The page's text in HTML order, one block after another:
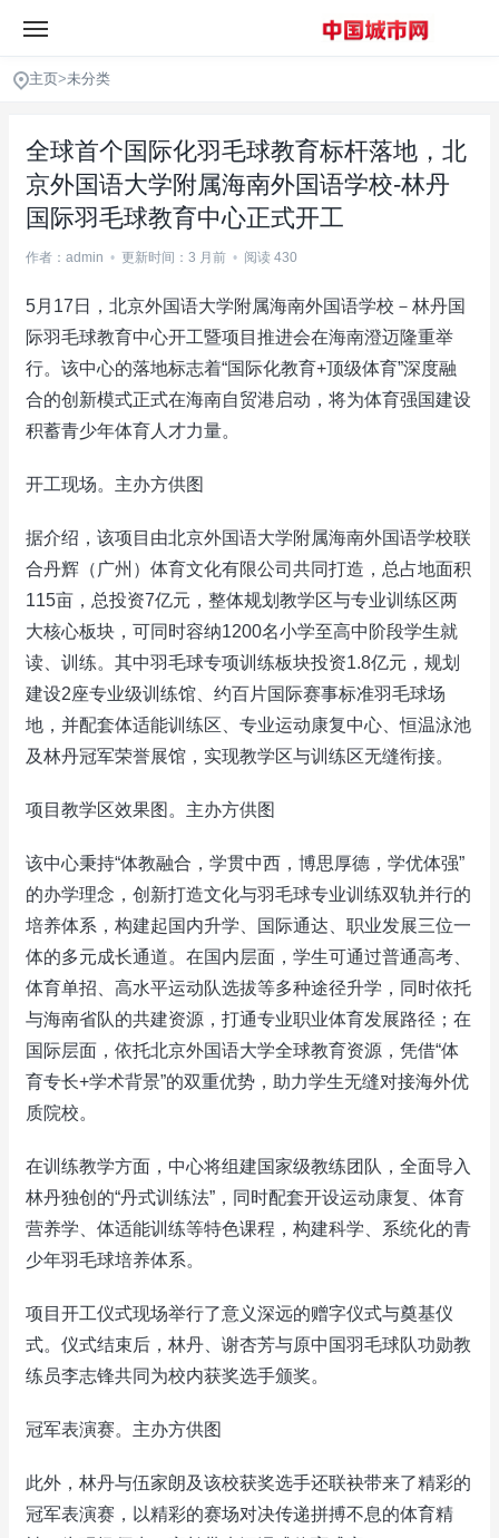
主页>未分类
全球首个国际化羽毛球教育标杆落地，北
京外国语大学附属海南外国语学校-林丹
国际羽毛球教育中心正式开工
作者：admin • 更新时间：3 月前 • 阅读 430
5月17日，北京外国语大学附属海南外国语学校－林丹国
际羽毛球教育中心开工暨项目推进会在海南澄迈隆重举
行。该中心的落地标志着“国际化教育+顶级体育”深度融
合的创新模式正式在海南自贸港启动，将为体育强国建设
积蓄青少年体育人才力量。
开工现场。主办方供图
据介绍，该项目由北京外国语大学附属海南外国语学校联
合丹辉（广州）体育文化有限公司共同打造，总占地面积
115亩，总投资7亿元，整体规划教学区与专业训练区两
大核心板块，可同时容纳1200名小学至高中阶段学生就
读、训练。其中羽毛球专项训练板块投资1.8亿元，规划
建设2座专业级训练馆、约百片国际赛事标准羽毛球场
地，并配套体适能训练区、专业运动康复中心、恒温泳池
及林丹冠军荣誉展馆，实现教学区与训练区无缝衔接。
项目教学区效果图。主办方供图
该中心秉持“体教融合，学贯中西，博思厚德，学优体强”
的办学理念，创新打造文化与羽毛球专业训练双轨并行的
培养体系，构建起国内升学、国际通达、职业发展三位一
体的多元成长通道。在国内层面，学生可通过普通高考、
体育单招、高水平运动队选拔等多种途径升学，同时依托
与海南省队的共建资源，打通专业职业体育发展路径；在
国际层面，依托北京外国语大学全球教育资源，凭借“体
育专长+学术背景”的双重优势，助力学生无缝对接海外优
质院校。
在训练教学方面，中心将组建国家级教练团队，全面导入
林丹独创的“丹式训练法”，同时配套开设运动康复、体育
营养学、体适能训练等特色课程，构建科学、系统化的青
少年羽毛球培养体系。
项目开工仪式现场举行了意义深远的赠字仪式与奠基仪
式。仪式结束后，林丹、谢杏芳与原中国羽毛球队功勋教
练员李志锋共同为校内获奖选手颁奖。
冠军表演赛。主办方供图
此外，林丹与伍家朗及该校获奖选手还联袂带来了精彩的
冠军表演赛，以精彩的赛场对决传递拼搏不息的体育精